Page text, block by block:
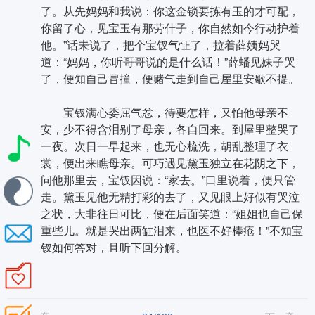
了。从先妈妈和我说：你这金锁要拣有玉的才可配，
你留了心，见宝玉有那劳什子，你自然如今行动护着
他。”话未说了，把个宝钗气怔了，拉着薛姨妈哭
道：“妈妈，你听哥哥说的是什么话！”薛蟠见妹子哭
了，便知自己冒撞，便赌气走到自己屋里安歇不提。
宝钗满心委屈气忿，待要怎样，又怕他母亲不
安，少不得含泪别了母亲，各自回来。到屋里整哭了
一夜。次日一早起来，也无心梳洗，胡乱整理了衣
裳，便出来瞧母亲。可巧遇见黛玉独立在花阴之下，
问他那里去，宝钗因说：“家去。”口里说着，便只管
走。黛玉见他无精打彩的去了，又见眼上好似有哭泣
之状，大非往日可比，便在后面笑道：“姐姐也自己保
重些儿。就是哭出两缸泪来，也医不好棒疮！”不知宝
钗如何答对，且听下回分解。